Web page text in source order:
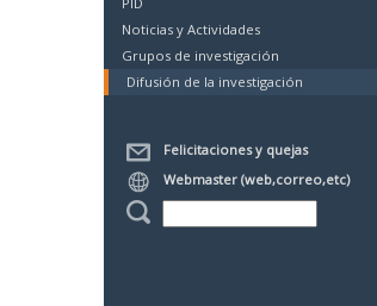
Noticias y Actividades
Grupos de investigación
Difusión de la investigación
Felicitaciones y quejas
Webmaster (web,correo,etc)